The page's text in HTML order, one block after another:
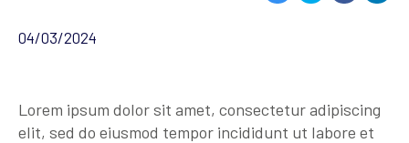
04/03/2024
Lorem ipsum dolor sit amet, consectetur adipiscing
elit, sed do eiusmod tempor incididunt ut labore et